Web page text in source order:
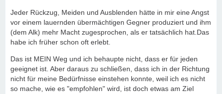
Jeder Rückzug, Meiden und Ausblenden hätte in mir eine Angst
vor einem lauernden übermächtigen Gegner produziert und ihm
(dem Alk) mehr Macht zugesprochen, als er tatsächlich hat.Das
habe ich früher schon oft erlebt.
Das ist MEIN Weg und ich behaupte nicht, dass er für jeden
geeignet ist. Aber daraus zu schließen, dass ich in der Richtung
nicht für meine Bedürfnisse einstehen konnte, weil ich es nicht
so mache, wie es "empfohlen" wird, ist doch etwas am Ziel